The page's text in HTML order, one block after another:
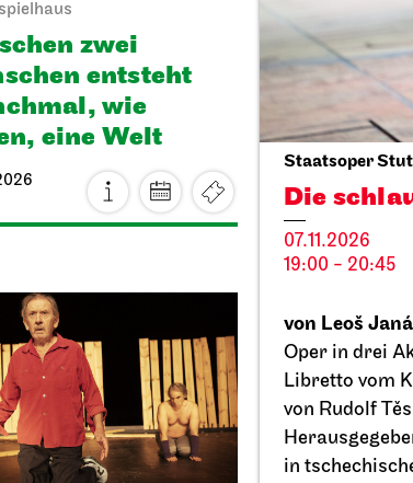
Staatsoper
Die
07.11.2026
19:00 - 20:45
von Leoš
Oper in drei
Libretto vom
von Rudolf
in
zwei
ent­steht
wie
eine Welt
Onegin
27.09.2026
19:00 - 21:30
Sa, 03.10.2026